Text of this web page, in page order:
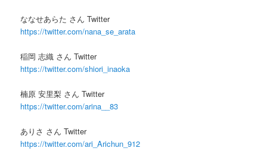
ななせあらた さん Twitter
https://twitter.com/nana_se_arata
稲岡 志織 さん Twitter
https://twitter.com/shiori_inaoka
楠原 安里梨 さん Twitter
https://twitter.com/arina__83
ありさ さん Twitter
https://twitter.com/ari_Arichun_912